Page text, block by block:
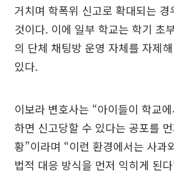
거치며 학폭위 신고로 확대되는 경
것이다. 이에 일부 학교는 학기 초
의 단체 채팅방 운영 자체를 자제
있다.
이보라 변호사는 “아이들이 학교
하면 신고당할 수 있다는 공포를
황”이라며 “이런 환경에서는 사과
법적 대응 방식을 먼저 익히게 된